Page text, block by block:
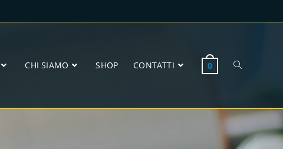
CHI SIAMO SHOP CONTATTI 0